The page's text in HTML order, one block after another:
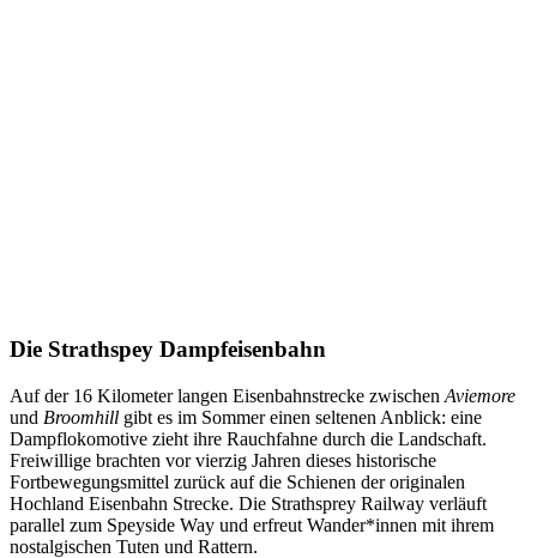
Die Strathspey Dampfeisenbahn
Auf der 16 Kilometer langen Eisenbahnstrecke zwischen Aviemore
und Broomhill gibt es im Sommer einen seltenen Anblick: eine
Dampflokomotive zieht ihre Rauchfahne durch die Landschaft.
Freiwillige brachten vor vierzig Jahren dieses historische
Fortbewegungsmittel zurück auf die Schienen der originalen
Hochland Eisenbahn Strecke. Die Strathsprey Railway verläuft
parallel zum Speyside Way und erfreut Wander*innen mit ihrem
nostalgischen Tuten und Rattern.